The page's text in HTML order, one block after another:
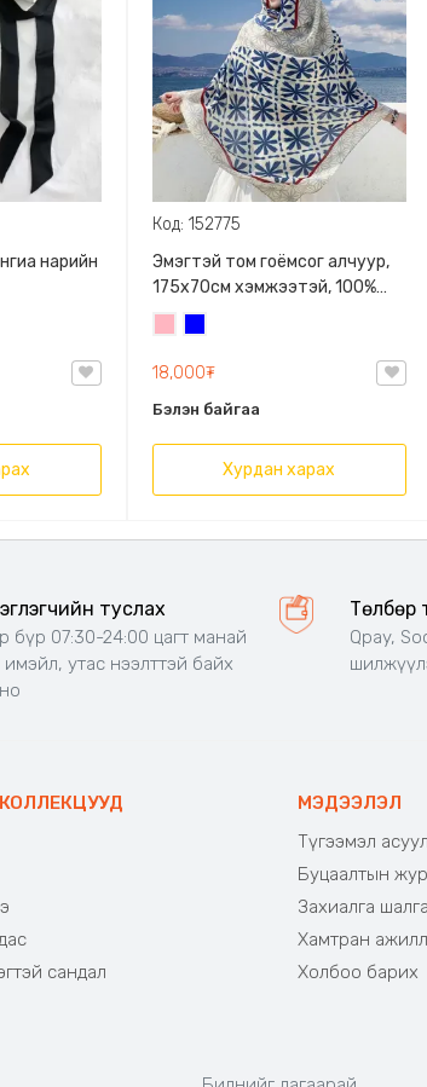
нарийн
Код: 152775
Эмэгтэй том гоёмсог алчуур,
175х70см хэмжээтэй, 100%
вискоз материалтай, 2
өнгөний сонголттой
18,000₮
Бэлэн байгаа
Хурдан харах
туслах
бүр 07:30-24:00 цагт манай
имэйл, утас нээлттэй байх
Төлбөр
Qpay,
сандал
МЭДЭЭЛЭЛ
Түгээмэл
Буцаалтын
Захиалга
Хамтран
Холбоо барих